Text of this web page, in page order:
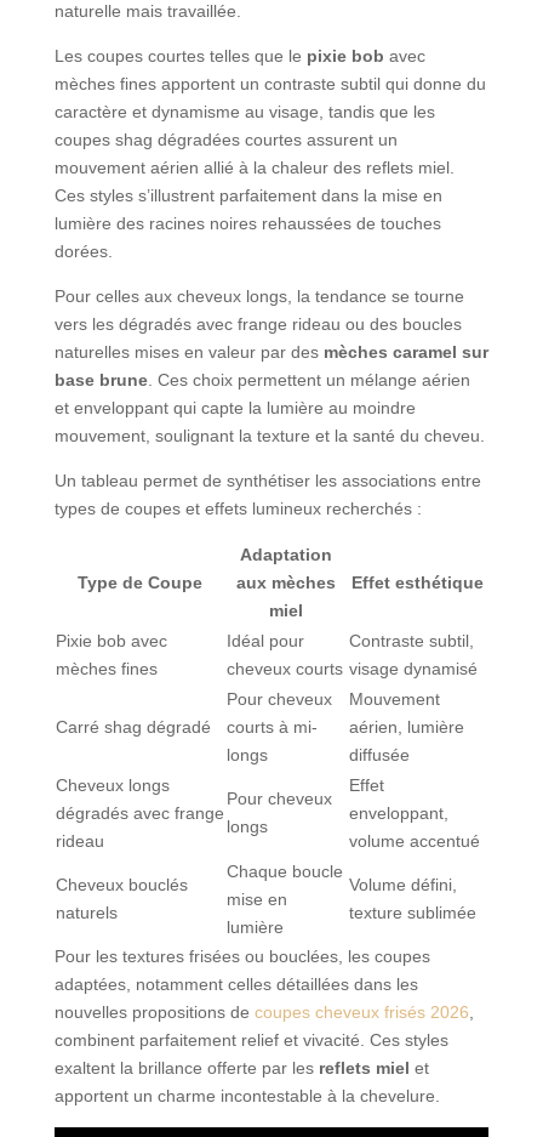
naturelle mais travaillée.
Les coupes courtes telles que le pixie bob avec
mèches fines apportent un contraste subtil qui donne du
caractère et dynamisme au visage, tandis que les
coupes shag dégradées courtes assurent un
mouvement aérien allié à la chaleur des reflets miel.
Ces styles s’illustrent parfaitement dans la mise en
lumière des racines noires rehaussées de touches
dorées.
Pour celles aux cheveux longs, la tendance se tourne
vers les dégradés avec frange rideau ou des boucles
naturelles mises en valeur par des mèches caramel sur
base brune. Ces choix permettent un mélange aérien
et enveloppant qui capte la lumière au moindre
mouvement, soulignant la texture et la santé du cheveu.
Un tableau permet de synthétiser les associations entre
types de coupes et effets lumineux recherchés :
Type de Coupe
Adaptation
aux mèches
miel
Effet esthétique
Pixie bob avec
mèches fines
Idéal pour
cheveux courts
Contraste subtil,
visage dynamisé
Carré shag dégradé
Pour cheveux
courts à mi-
longs
Mouvement
aérien, lumière
diffusée
Cheveux longs
dégradés avec frange
rideau
Pour cheveux
longs
Effet
enveloppant,
volume accentué
Cheveux bouclés
naturels
Chaque boucle
mise en
lumière
Volume défini,
texture sublimée
Pour les textures frisées ou bouclées, les coupes
adaptées, notamment celles détaillées dans les
nouvelles propositions de coupes cheveux frisés 2026,
combinent parfaitement relief et vivacité. Ces styles
exaltent la brillance offerte par les reflets miel et
apportent un charme incontestable à la chevelure.